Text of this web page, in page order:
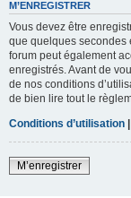
M’ENREGISTRER
Vous devez être
que quelques secondes
forum peut également
enregistrés. Avant de
de nos conditions
de bien lire tout le
Conditions d’utilisation |
M’enregistrer